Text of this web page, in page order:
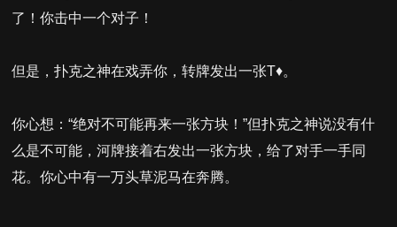
了！你击中一个对子！
但是，扑克之神在戏弄你，转牌发出一张T♦。
你心想：“绝对不可能再来一张方块！”但扑克之神说没有什
么是不可能，河牌接着右发出一张方块，给了对手一手同
花。你心中有一万头草泥马在奔腾。